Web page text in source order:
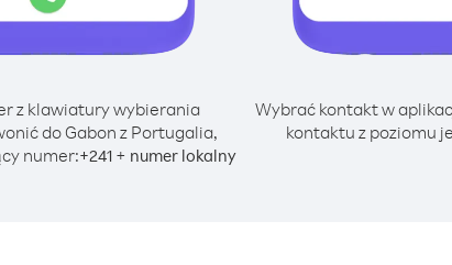
z klawiatury wybierania
do Gabon z Portugalia,
numer:+241+ numer lokalny
Wybrać kontakt w
kontaktu z poziomu